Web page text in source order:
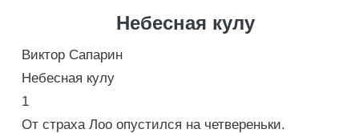
Небесная кулу
Виктор Сапарин
Небесная кулу
1
От страха Лоо опустился на четвереньки.